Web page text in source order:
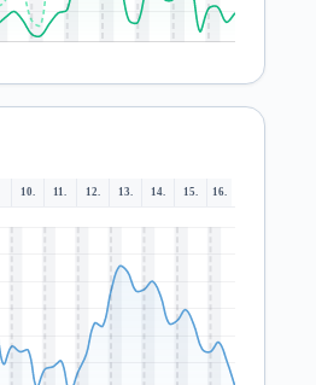
10. 11. 12. 13. 14. 15. 16.